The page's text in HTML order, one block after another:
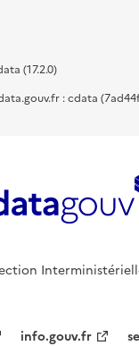
(17.2.0)
: cdata
info.gouv.fr